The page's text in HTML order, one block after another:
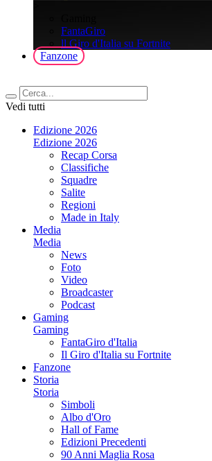
FantaGiro
ll Giro d'Italia su Fortnite
Fanzone
Vedi tutti
Edizione 2026
Edizione 2026
Recap Corsa
Classifiche
Squadre
Salite
Regioni
Made in Italy
Media
Media
News
Foto
Video
Broadcaster
Podcast
Gaming
Gaming
FantaGiro d'Italia
Il Giro d'Italia su Fortnite
Fanzone
Storia
Storia
Simboli
Albo d'Oro
Hall of Fame
Edizioni Precedenti
90 Anni Maglia Rosa